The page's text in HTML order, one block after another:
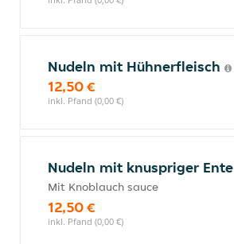
Nudeln mit Hühnerfleisch
12,50 €
inkl. Pfand (0,00 €)
Nudeln mit knuspriger Ente
Mit Knoblauch sauce
12,50 €
inkl. Pfand (0,00 €)